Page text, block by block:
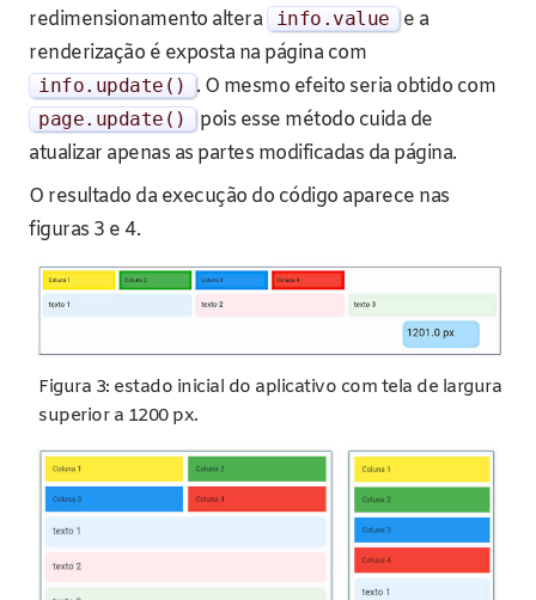
redimensionamento altera
info . value e a
renderização é exposta na página com
info. update () . O mesmo efeito seria obtido com
page. update () pois esse método cuida de
atualizar apenas as partes modificadas da página.
O resultado da execução do código aparece nas
figuras 3 e 4.
Figura 3: estado inicial do aplicativo com tela de largura
superior a 1200 px.